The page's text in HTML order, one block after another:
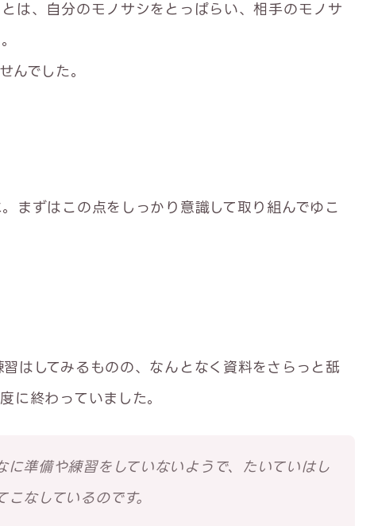
は、自分のモノサシをとっぱらい、相手のモノサ
んでした。
まずはこの点をしっかり意識して取り組んでゆこ
はしてみるものの、なんとなく資料をさらっと舐
に終わっていました。
準備や練習をしていないようで、たいていはし
なしているのです。